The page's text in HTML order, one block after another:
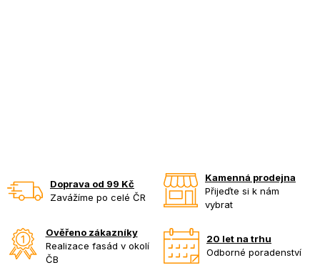
Doprava od 99 Kč
Zavážíme po celé ČR
Kamenná prodejna
Přijeďte si k nám
vybrat
Ověřeno zákazníky
Realizace fasád v okolí
ČB
20 let na trhu
Odborné poradenství